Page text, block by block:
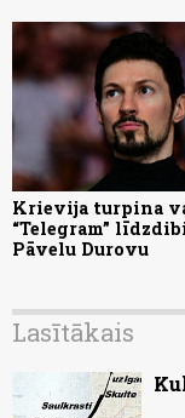
Krievija turpina
“Telegram”
Pāvelu Durovu
Lasītākais